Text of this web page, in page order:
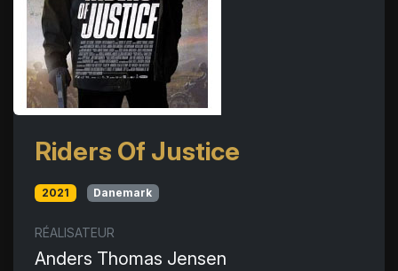
Riders Of Justice
2021 Danemark
RÉALISATEUR
Anders Thomas Jensen